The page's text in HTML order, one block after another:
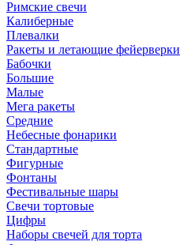
Римские свечи
Калиберные
Плевалки
Ракеты и летающие фейерверки
Бабочки
Большие
Малые
Мега ракеты
Средние
Небесные фонарики
Стандартные
Фигурные
Фонтаны
Фестивальные шары
Свечи тортовые
Цифры
Наборы свечей для торта